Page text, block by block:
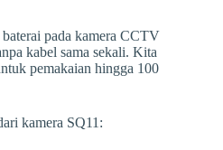
pada kamera CCTV
kabel sama sekali. Kita
pemakaian hingga 100
kamera SQ11: